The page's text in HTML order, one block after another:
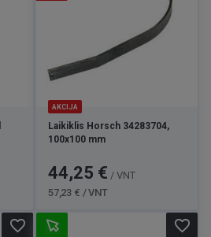
AKCIJA
Laikiklis Horsch 34283704,
100x100 mm
Kaina
44,25 € / VNT
57,23 € / VNT
favorite_border favorite_border